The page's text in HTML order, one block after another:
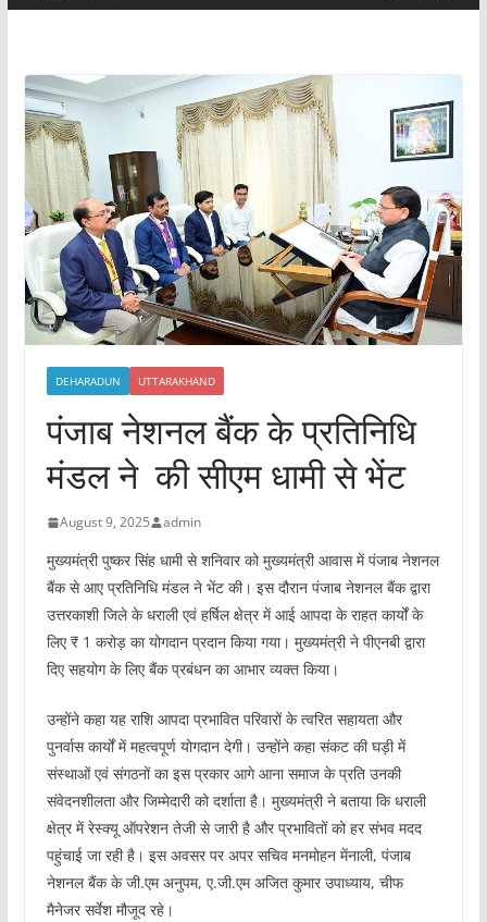
DEHARADUN UTTARAKHAND
पंजाब नेशनल बैंक के प्रतिनिधि
मंडल ने की सीएम धामी से भेंट
August 9, 2025 admin
मुख्यमंत्री पुष्कर सिंह धामी से शनिवार को मुख्यमंत्री आवास में पंजाब नेशनल
बैंक से आए प्रतिनिधि मंडल ने भेंट की। इस दौरान पंजाब नेशनल बैंक द्वारा
उत्तरकाशी जिले के धराली एवं हर्षिल क्षेत्र में आई आपदा के राहत कार्यों के
लिए ₹ 1 करोड़ का योगदान प्रदान किया गया। मुख्यमंत्री ने पीएनबी द्वारा
दिए सहयोग के लिए बैंक प्रबंधन का आभार व्यक्त किया।
उन्होंने कहा यह राशि आपदा प्रभावित परिवारों के त्वरित सहायता और
पुनर्वास कार्यों में महत्वपूर्ण योगदान देगी। उन्होंने कहा संकट की घड़ी में
संस्थाओं एवं संगठनों का इस प्रकार आगे आना समाज के प्रति उनकी
संवेदनशीलता और जिम्मेदारी को दर्शाता है। मुख्यमंत्री ने बताया कि धराली
क्षेत्र में रेस्क्यू ऑपरेशन तेजी से जारी है और प्रभावितों को हर संभव मदद
पहुंचाई जा रही है। इस अवसर पर अपर सचिव मनमोहन मेंनाली, पंजाब
नेशनल बैंक के जी.एम अनुपम, ए.जी.एम अजित कुमार उपाध्याय, चीफ
मैनेजर सर्वेश मौजूद रहे।